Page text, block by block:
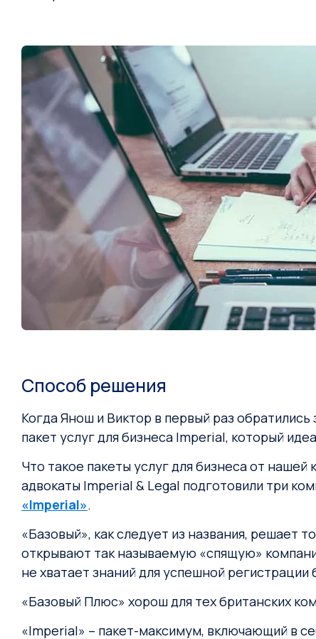
Способ решения
Когда Янош и Виктор в первый раз
пакет услуг для бизнеса Imperial, который
Что такое пакеты услуг для бизнеса от
адвокаты Imperial & Legal подготовили три
«Imperial».
«Базовый», как следует из названия,
открывают так называемую «спящую»
не хватает знаний для успешной регистрации
«Базовый Плюс» хорош для тех британских
«Imperial» – пакет-максимум, включающий в